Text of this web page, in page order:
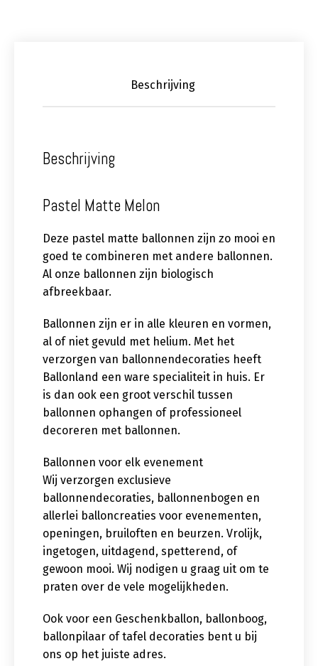
Beschrijving
Beschrijving
Pastel Matte Melon
Deze pastel matte ballonnen zijn zo mooi en
goed te combineren met andere ballonnen.
Al onze ballonnen zijn biologisch
afbreekbaar.
Ballonnen zijn er in alle kleuren en vormen,
al of niet gevuld met helium. Met het
verzorgen van ballonnendecoraties heeft
Ballonland een ware specialiteit in huis. Er
is dan ook een groot verschil tussen
ballonnen ophangen of professioneel
decoreren met ballonnen.
Ballonnen voor elk evenement
Wij verzorgen exclusieve
ballonnendecoraties, ballonnenbogen en
allerlei balloncreaties voor evenementen,
openingen, bruiloften en beurzen. Vrolijk,
ingetogen, uitdagend, spetterend, of
gewoon mooi. Wij nodigen u graag uit om te
praten over de vele mogelijkheden.
Ook voor een Geschenkballon, ballonboog,
ballonpilaar of tafel decoraties bent u bij
ons op het juiste adres.